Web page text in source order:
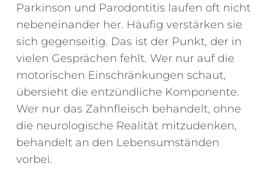
Parkinson und Parodontitis laufen oft nicht
nebeneinander her. Häufig verstärken sie
sich gegenseitig. Das ist der Punkt, der in
vielen Gesprächen fehlt. Wer nur auf die
motorischen Einschränkungen schaut,
übersieht die entzündliche Komponente.
Wer nur das Zahnfleisch behandelt, ohne
die neurologische Realität mitzudenken,
behandelt an den Lebensumständen
vorbei.